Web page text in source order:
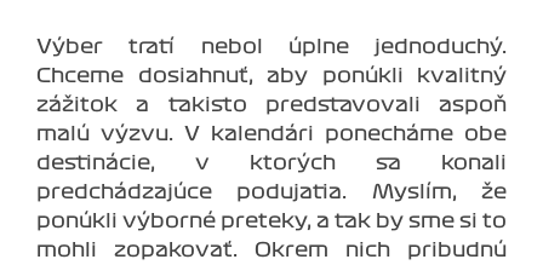
Výber tratí nebol úplne jednoduchý.
Chceme dosiahnuť, aby ponúkli kvalitný
zážitok a takisto predstavovali aspoň
malú výzvu. V kalendári ponecháme obe
destinácie, v ktorých sa konali
predchádzajúce podujatia. Myslím, že
ponúkli výborné preteky, a tak by sme si to
mohli zopakovať. Okrem nich pribudnú